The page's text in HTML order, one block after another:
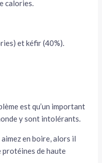
calories.
et kéfir (40%).
est qu’un important
y sont intolérants.
en boire, alors il
protéines de haute